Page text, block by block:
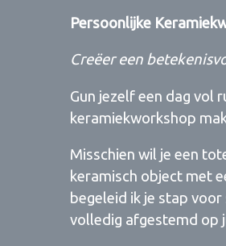
Persoonlijke
Creëer een
Gun jezelf een dag vol
keramiekworkshop
Misschien wil je een
keramisch object met
begeleid ik je stap
volledig afgestemd op